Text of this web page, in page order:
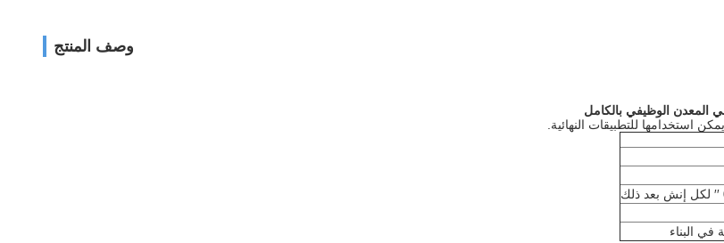
وصف المنتج